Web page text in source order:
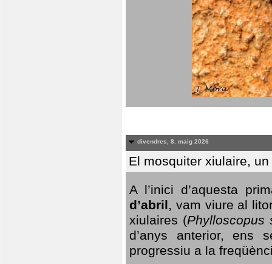
divendres, 8. maig 2026
El mosquiter xiulaire,
A l’inici d’aquesta
d’abril, vam viure al
xiulaires (Phylloscopus
d’anys anterior, ens
progressiu a la